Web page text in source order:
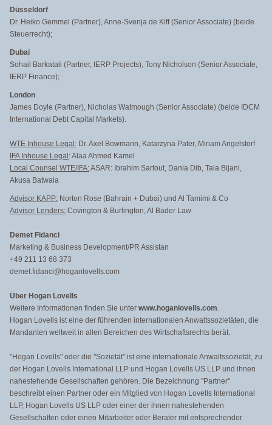
Düsseldorf
Dr. Heiko Gemmel (Partner), Anne-Svenja de Kiff (Senior Associate) (beide
Steuerrecht);
Dubai
Sohail Barkatali (Partner, IERP Projects), Tony Nicholson (Senior Associate,
IERP Finance);
London
James Doyle (Partner), Nicholas Watmough (Senior Associate) (beide IDCM
International Debt Capital Markets).
WTE Inhouse Legal: Dr. Axel Bowmann, Katarzyna Pater, Miriam Angelstorf
IFA Inhouse Legal : Alaa Ahmed Kamel
Local Counsel WTE/IFA:ASAR: Ibrahim Sartout, Dania Dib, Tala Bijani,
Akusa Batwala
Advisor KAPP: Norton Rose (Bahrain + Dubai) und Al Tamimi & Co
Advisor Lenders: Covington & Burlington, Al Bader Law
Demet Fidanci
Marketing & Business Development/PR Assistan
+49 211 13 68 373
demet.fidanci@hoganlovells.com
Über Hogan Lovells
Weitere Informationen finden Sie unter www.hoganlovells.com.
Hogan Lovells ist eine der führenden internationalen Anwaltssozietäten, die
Mandanten weltweit in allen Bereichen des Wirtschaftsrechts berät.
"Hogan Lovells" oder die "Sozietät" ist eine internationale Anwaltssozietät, zu
der Hogan Lovells International LLP und Hogan Lovells US LLP und ihnen
nahestehende Gesellschaften gehören. Die Bezeichnung "Partner"
beschreibt einen Partner oder ein Mitglied von Hogan Lovells International
LLP, Hogan Lovells US LLP oder einer der ihnen nahestehenden
Gesellschaften oder einen Mitarbeiter oder Berater mit entsprechender